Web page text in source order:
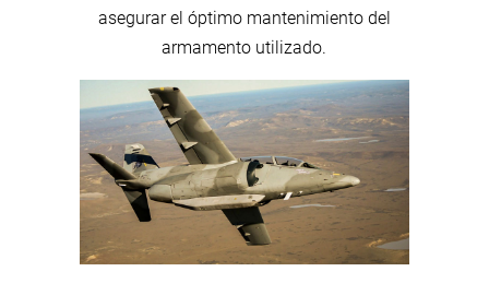
asegurar el óptimo mantenimiento del
armamento utilizado.